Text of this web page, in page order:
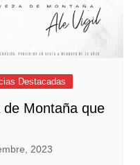
Destacadas
de Montaña que
2023